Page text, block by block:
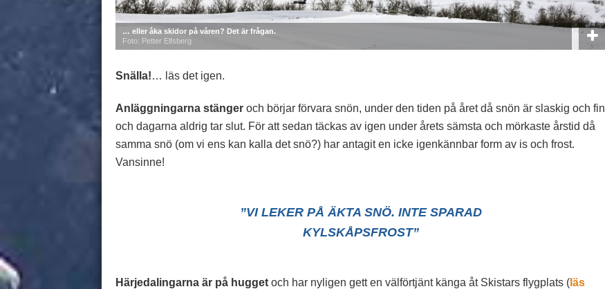
… eller åka skidor på våren? Det är frågan.
Foto: Petter Elfsberg
Snälla!… läs det igen.
Anläggningarna stänger och börjar förvara snön, under den tiden på året då snön är slaskig och fin
och dagarna aldrig tar slut. För att sedan täckas av igen under årets sämsta och mörkaste årstid då
samma snö (om vi ens kan kalla det snö?) har antagit en icke igenkännbar form av is och frost.
Vansinne!
”VI LEKER PÅ ÄKTA SNÖ. INTE SPARAD
KYLSKÅPSFROST”
Härjedalingarna är på hugget och har nyligen gett en välförtjänt känga åt Skistars flygplats ( läs